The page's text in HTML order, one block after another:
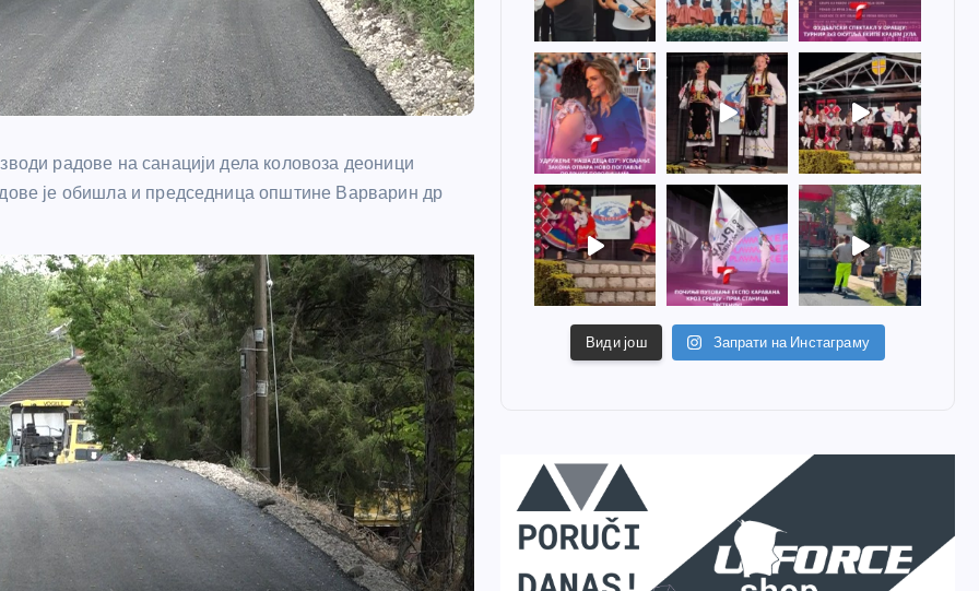
радове на санацији дела коловоза деоници
је обишла и председница општине Варварин др
Види још Запрати на Инстаграму